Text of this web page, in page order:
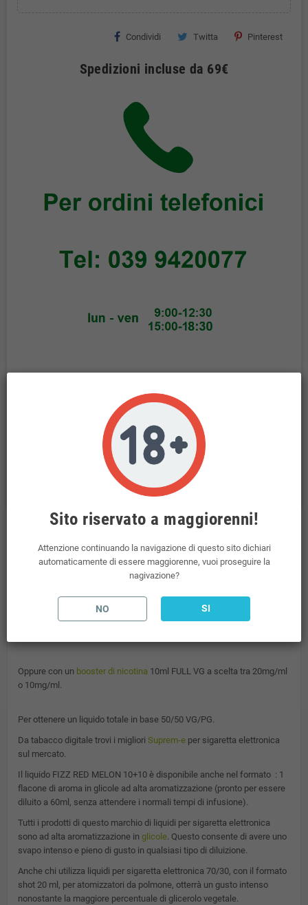
Condividi Twitta Pinterest
Spedizioni incluse da 69€
Transazioni sicure tramite il Pos Virtuale di NEXI
Politiche per le spedizioni
Spedizioni incluse per ordini superiori a 69€
Politiche per i resi
Il Diritto di Recesso è regolato dal D. Lgs n. 206/2005
Descrizione
Suprem-e Fizz Red Melon Minishot 10+10
Gusto: melone, anguria e fragola ghiacciati
Il liquido MINI SHOT, per essere utilizzato, deve essere unito con
Oppure con un booster di nicotina 10ml FULL VG a scelta tra 20mg/ml
o 10mg/ml.
Per ottenere un liquido totale in base 50/50 VG/PG.
Da tabacco digitale trovi i migliori Suprem-e per sigaretta elettronica
sul mercato.
Il liquido FIZZ RED MELON 10+10 è disponibile anche nel formato : 1
flacone di aroma in glicole ad alta aromatizzazione (pronto per essere
diluito a 60ml, senza attendere i normali tempi di infusione).
Tutti i prodotti di questo marchio di liquidi per sigaretta elettronica
sono ad alta aromatizzazione in glicole. Questo consente di avere uno
svapo intenso e pieno di gusto in qualsiasi tipo di diluizione.
Anche chi utilizza liquidi per sigaretta elettronica 70/30, con il formato
shot 20 ml, per atomizzatori da polmone, otterrà un gusto intenso
nonostante la maggiore percentuale di glicerolo vegetale.
Sito riservato a maggiorenni!
Attenzione continuando la navigazione di questo sito dichiari
automaticamente di essere maggiorenne, vuoi proseguire la
nagivazione?
NO SI